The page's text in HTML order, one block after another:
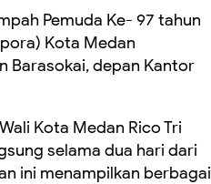
Pemuda Ke- 97 tahun
Kota Medan
Barasokai, depan Kantor
Kota Medan Rico Tri
selama dua hari dari
ini menampilkan berbagai